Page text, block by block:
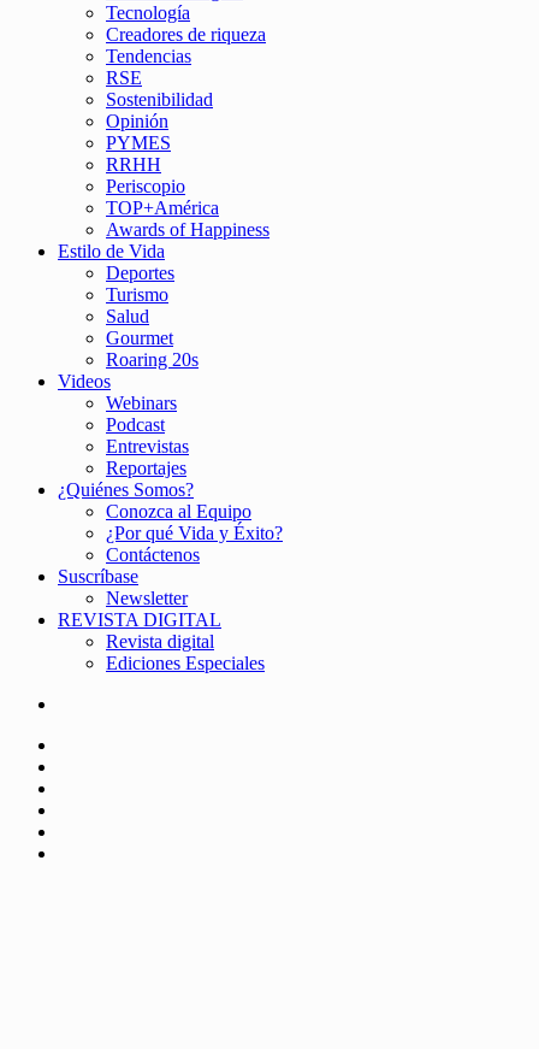
Tecnología
Creadores de riqueza
Tendencias
RSE
Sostenibilidad
Opinión
PYMES
RRHH
Periscopio
TOP+América
Awards of Happiness
Estilo de Vida
Deportes
Turismo
Salud
Gourmet
Roaring 20s
Videos
Webinars
Podcast
Entrevistas
Reportajes
¿Quiénes Somos?
Conozca al Equipo
¿Por qué Vida y Éxito?
Contáctenos
Suscríbase
Newsletter
REVISTA DIGITAL
Revista digital
Ediciones Especiales